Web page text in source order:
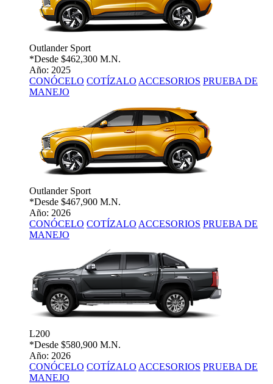
Outlander Sport
*Desde $462,300 M.N.
Año: 2025
CONÓCELO COTÍZALO ACCESORIOS PRUEBA DE
MANEJO
Outlander Sport
*Desde $467,900 M.N.
Año: 2026
CONÓCELO COTÍZALO ACCESORIOS PRUEBA DE
MANEJO
L200
*Desde $580,900 M.N.
Año: 2026
CONÓCELO COTÍZALO ACCESORIOS PRUEBA DE
MANEJO